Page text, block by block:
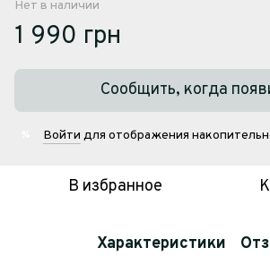
Нет в наличии
1 990 грн
Сообщить, когда
Войти для отображения
В избранное
Характеристики